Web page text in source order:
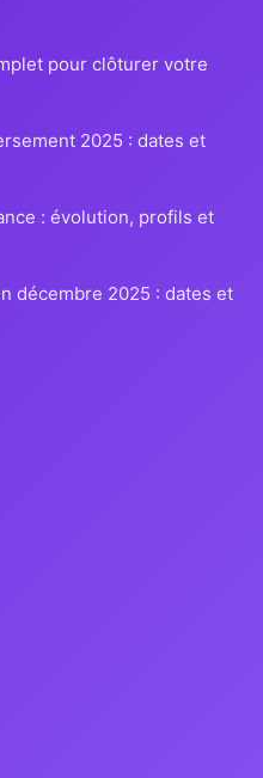
pour clôturer votre
2025 : dates et
: évolution, profils et
décembre 2025 : dates et